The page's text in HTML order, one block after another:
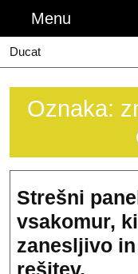
content
Menu
Ducat
Oznaka:
Strešni
vsakomur,
zanesljivo
rešitev.